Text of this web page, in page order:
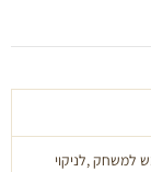
למשחק ,לניקוי